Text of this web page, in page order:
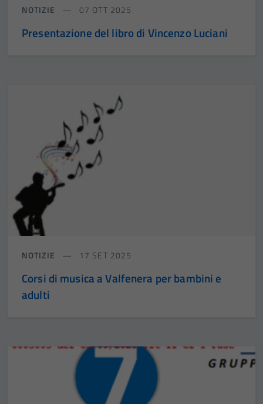
NOTIZIE 07 OTT 2025
Presentazione del libro di Vincenzo Luciani
NOTIZIE 17 SET 2025
Corsi di musica a Valfenera per bambini e
adulti